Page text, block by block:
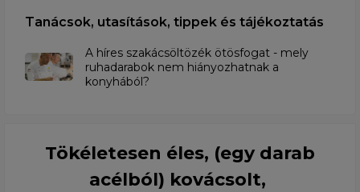
Tanácsok, utasítások, tippek és tájékoztatás
A híres szakácsöltözék ötösfogat - mely
ruhadarabok nem hiányozhatnak a
konyhából?
Tökéletesen éles, (egy darab
acélból) kovácsolt,